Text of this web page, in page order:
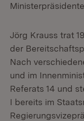
Jörg Krauss trat
der
Nach
und im
Referats 14 und
I bereits im